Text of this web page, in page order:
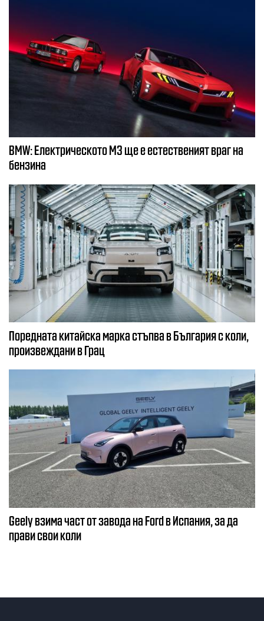
BMW: Електрическото М3 ще е естественият враг на
бензина
Поредната китайска марка стъпва в България с коли,
произвеждани в Грац
Geely взима част от завода на Ford в Испания, за да
прави свои коли